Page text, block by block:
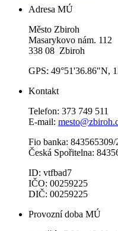
Adresa MÚ
Město Zbiroh
Masarykovo nám. 112
338 08 Zbiroh
GPS: 49°51'36.86"N,
Kontakt
Telefon: 373 749 511
E-mail:
Fio banka: 843565309/
Česká Spořitelna:
ID: vtfbad7
IČO: 00259225
DIČ: 00259225
Provozní doba MÚ